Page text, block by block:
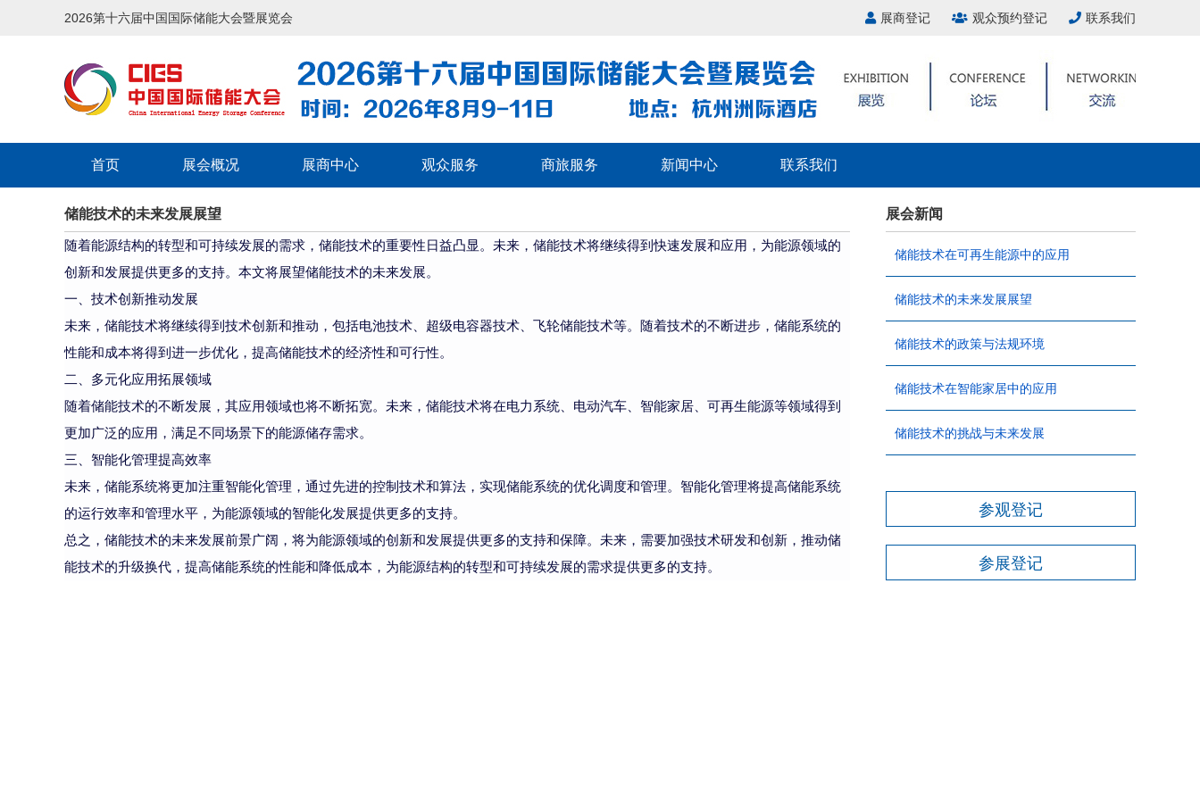
2026第十六届中国国际储能大会暨展览会 展商登记 观众预约登记 联系我们
首页 展会概况 展商中心 观众服务 商旅服务 新闻中心 联系我们
储能技术的未来发展展望
随着能源结构的转型和可持续发展的需求，储能技术的重要性日益凸显。未来，储能技术将继续得到快速发展和应用，为能源领域的
创新和发展提供更多的支持。本文将展望储能技术的未来发展。
一、技术创新推动发展
未来，储能技术将继续得到技术创新和推动，包括电池技术、超级电容器技术、飞轮储能技术等。随着技术的不断进步，储能系统的
性能和成本将得到进一步优化，提高储能技术的经济性和可行性。
二、多元化应用拓展领域
随着储能技术的不断发展，其应用领域也将不断拓宽。未来，储能技术将在电力系统、电动汽车、智能家居、可再生能源等领域得到
更加广泛的应用，满足不同场景下的能源储存需求。
三、智能化管理提高效率
未来，储能系统将更加注重智能化管理，通过先进的控制技术和算法，实现储能系统的优化调度和管理。智能化管理将提高储能系统
的运行效率和管理水平，为能源领域的智能化发展提供更多的支持。
总之，储能技术的未来发展前景广阔，将为能源领域的创新和发展提供更多的支持和保障。未来，需要加强技术研发和创新，推动储
能技术的升级换代，提高储能系统的性能和降低成本，为能源结构的转型和可持续发展的需求提供更多的支持。
展会新闻
储能技术在可再生能源中的应用
储能技术的未来发展展望
储能技术的政策与法规环境
储能技术在智能家居中的应用
储能技术的挑战与未来发展
参观登记
参展登记